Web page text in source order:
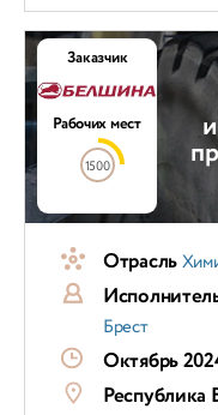
Заказчик
Рабочих мест
1500
Отрасль
Брест
Октябрь
Республика